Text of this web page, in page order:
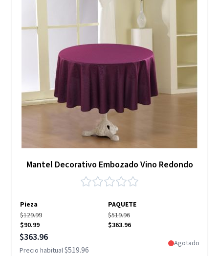
Mantel Decorativo Embozado Vino Redondo
Pieza
PAQUETE
$129.99
$90.99
$519.96
$363.96
Precio especial
$363.96
Precio habitual$519.96
Agotado